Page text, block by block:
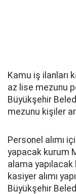
Kamu iş ilanları
az lise mezunu
Büyükşehir
mezunu kişiler
Personel alımı
yapacak kurum
alama
kasiyer alımı
Büyükşehir